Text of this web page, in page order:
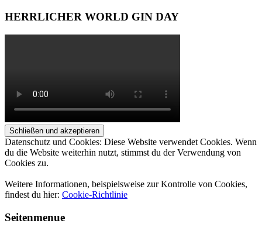
HERRLICHER WORLD GIN DAY
Datenschutz und Cookies: Diese Website verwendet Cookies. Wenn
du die Website weiterhin nutzt, stimmst du der Verwendung von
Cookies zu.
Weitere Informationen, beispielsweise zur Kontrolle von Cookies,
findest du hier: Cookie-Richtlinie
Seitenmenue